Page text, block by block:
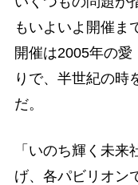
もいよいよ開催ま
開催は2005年の
りで、半世紀の時
だ。
「いのち輝く未
げ、各パビリオン